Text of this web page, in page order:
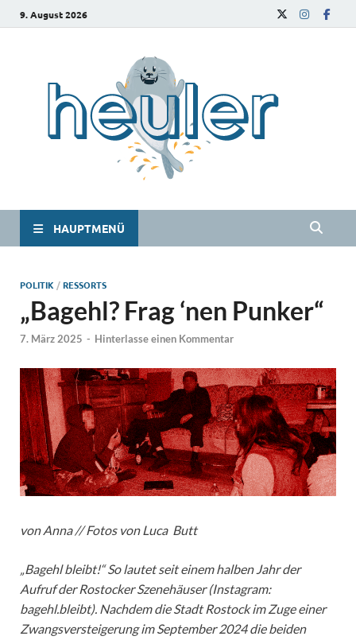
9. August 2026
HAUPTMENÜ
POLITIK /RESSORTS
„Bagehl? Frag ‘nen Punker“
7. März 2025 - Hinterlasse einen Kommentar
von Anna // Fotos von Luca Butt
„Bagehl bleibt!“ So lautet seit einem halben Jahr der
Aufruf der Rostocker Szenehäuser (Instagram:
bagehl.bleibt). Nachdem die Stadt Rostock im Zuge einer
Zwangsversteigerung im September 2024 die beiden